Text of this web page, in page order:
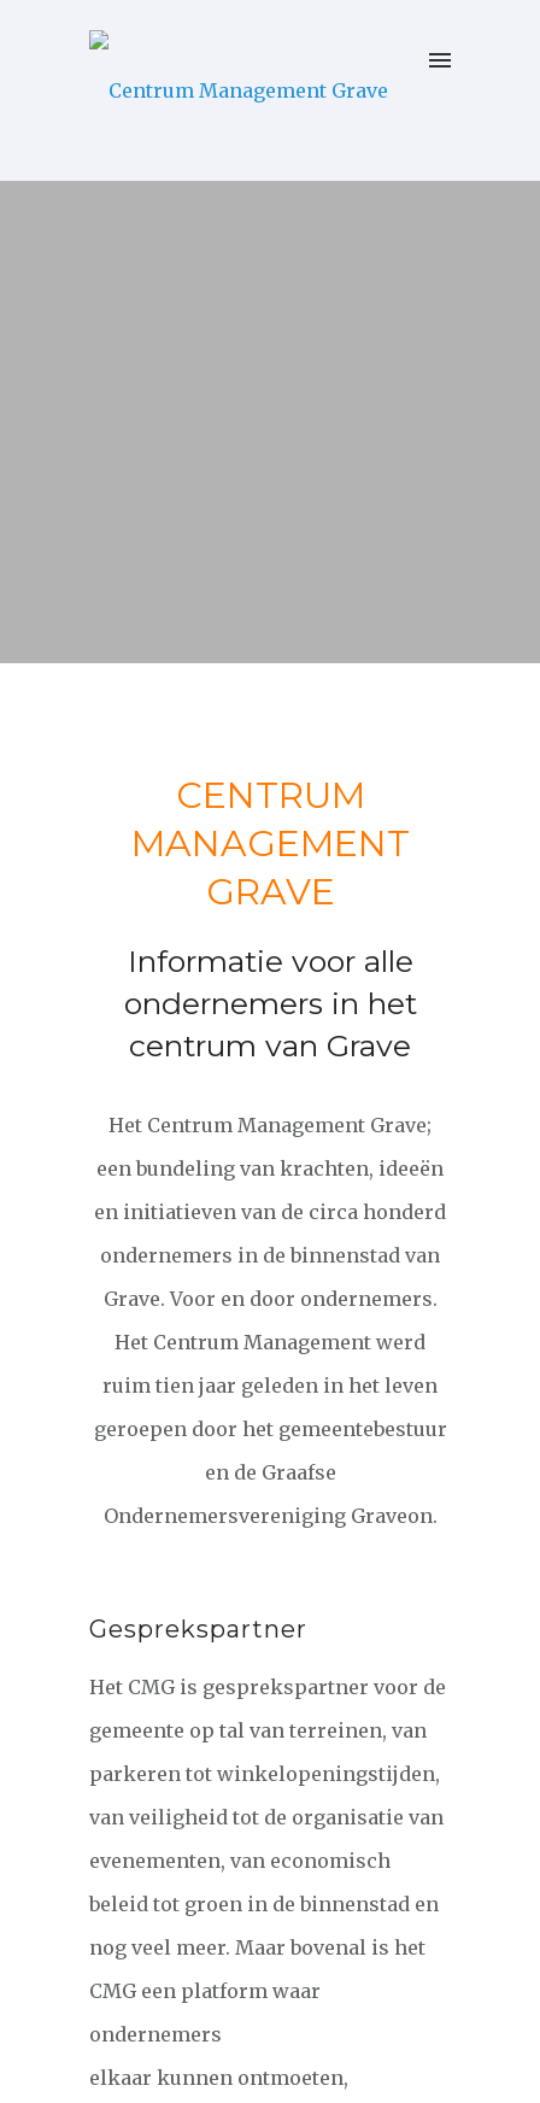
CENTRUM
MANAGEMENT
GRAVE
Informatie voor alle
ondernemers in het
centrum van Grave
Het Centrum Management Grave;
een bundeling van krachten, ideeën
en initiatieven van de circa honderd
ondernemers in de binnenstad van
Grave. Voor en door ondernemers.
Het Centrum Management werd
ruim tien jaar geleden in het leven
geroepen door het gemeentebestuur
en de Graafse
Ondernemersvereniging Graveon.
Gesprekspartner
Het CMG is gesprekspartner voor de
gemeente op tal van terreinen, van
parkeren tot winkelopeningstijden,
van veiligheid tot de organisatie van
evenementen, van economisch
beleid tot groen in de binnenstad en
nog veel meer. Maar bovenal is het
CMG een platform waar
ondernemers
elkaar kunnen ontmoeten,